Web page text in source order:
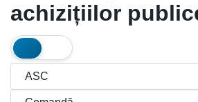
achizițiilor